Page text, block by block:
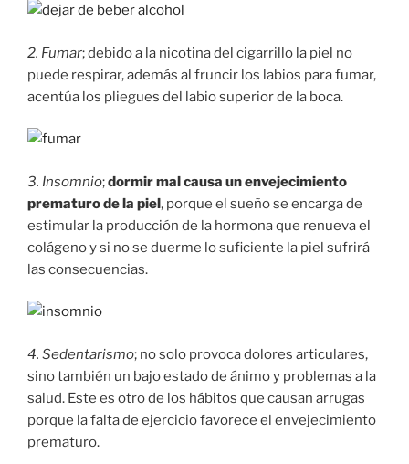
2. Fumar; debido a la nicotina del cigarrillo la piel no
puede respirar, además al fruncir los labios para fumar,
acentúa los pliegues del labio superior de la boca.
3. Insomnio;dormir mal causa un envejecimiento
prematuro de la piel, porque el sueño se encarga de
estimular la producción de la hormona que renueva el
colágeno y si no se duerme lo suficiente la piel sufrirá
las consecuencias.
4. Sedentarismo; no solo provoca dolores articulares,
sino también un bajo estado de ánimo y problemas a la
salud. Este es otro de los hábitos que causan arrugas
porque la falta de ejercicio favorece el envejecimiento
prematuro.